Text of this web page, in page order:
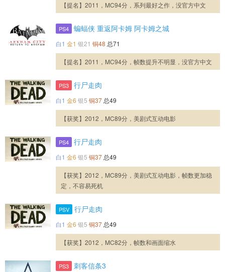
【提名】2011，MC94分，系列最好之作，没官方中文
PS4 蝙蝠侠 重返阿卡姆 阿卡姆之城
白1 金1 银21 铜48 总71
【提名】2011，MC94分，帧数提升不明显，没官方中文
PS3 行尸走肉
白1 金6 银5 铜37 总49
【获奖】2012，MC89分，美剧式互动电影
PS4 行尸走肉
白1 金6 银5 铜37 总49
【获奖】2012，MC89分，美剧式互动电影，帧数更加稳
定，不容易死机
PSV 行尸走肉
白1 金6 银5 铜37 总49
【获奖】2012，MC82分，帧数和画面缩水
PS3 刺客信条3